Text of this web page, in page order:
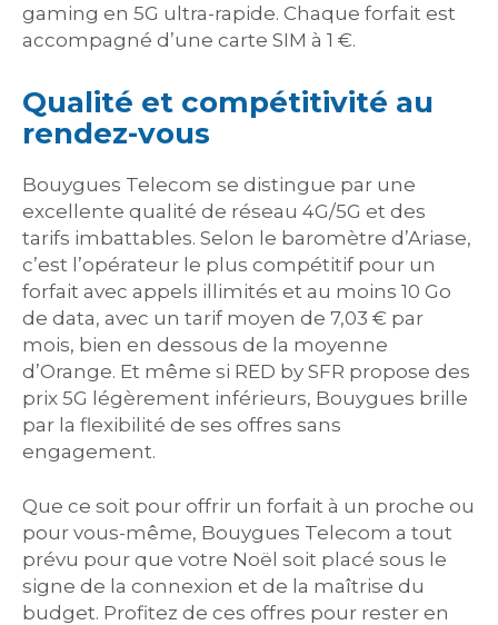
gaming en 5G ultra-rapide. Chaque forfait est
accompagné d’une carte SIM à 1 €.
Qualité et compétitivité au
rendez-vous
Bouygues Telecom se distingue par une
excellente qualité de réseau 4G/5G et des
tarifs imbattables. Selon le baromètre d’Ariase,
c’est l’opérateur le plus compétitif pour un
forfait avec appels illimités et au moins 10 Go
de data, avec un tarif moyen de 7,03 € par
mois, bien en dessous de la moyenne
d’Orange. Et même si RED by SFR propose des
prix 5G légèrement inférieurs, Bouygues brille
par la flexibilité de ses offres sans
engagement.
Que ce soit pour offrir un forfait à un proche ou
pour vous-même, Bouygues Telecom a tout
prévu pour que votre Noël soit placé sous le
signe de la connexion et de la maîtrise du
budget. Profitez de ces offres pour rester en